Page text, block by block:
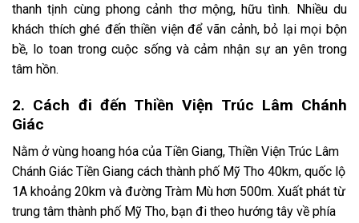
thanh tịnh cùng phong cảnh thơ mộng, hữu tình. Nhiều du
khách thích ghé đến thiền viện để vãn cảnh, bỏ lại mọi bộn
bề, lo toan trong cuộc sống và cảm nhận sự an yên trong
tâm hồn.
2. Cách đi đến Thiền Viện Trúc Lâm Chánh
Giác
Nằm ở vùng hoang hóa của Tiền Giang, Thiền Viện Trúc Lâm
Chánh Giác Tiền Giang cách thành phố Mỹ Tho 40km, quốc lộ
1A khoảng 20km và đường Tràm Mù hơn 500m. Xuất phát từ
trung tâm thành phố Mỹ Tho, bạn đi theo hướng tây về phía